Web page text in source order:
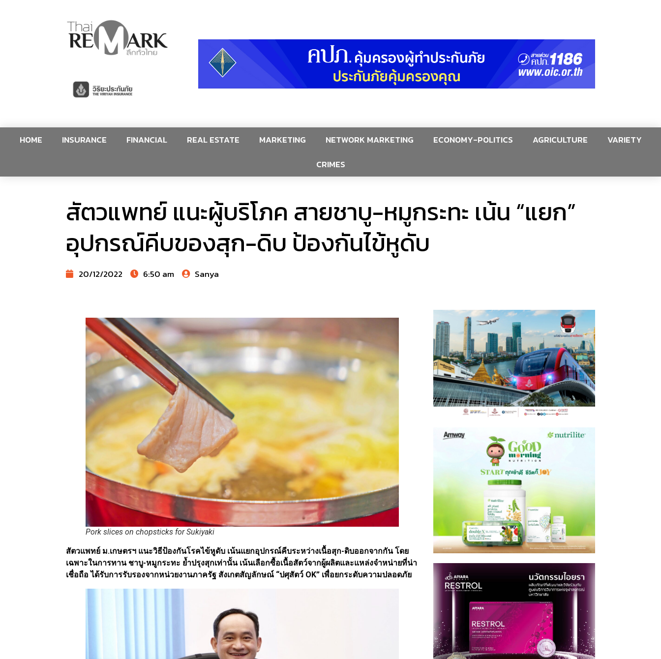
HOME INSURANCE FINANCIAL REAL ESTATE MARKETING NETWORK MARKETING ECONOMY-POLITICS AGRICULTURE
VARIETY
CRIMES
สัตวแพทย์ แนะผู้บริโภค สายชาบู-หมูกระทะ เน้น “แยก”
อุปกรณ์คีบของสุก-ดิบ ป้องกันไข้หูดับ
20/12/2022 6:50 am Sanya
Pork slices on chopsticks for Sukiyaki
สัตวแพทย์ ม.เกษตรฯ แนะวิธีป้องกันโรคไข้หูดับ เน้นแยกอุปกรณ์คีบระหว่างเนื้อสุก-ดิบออกจากกัน โดย
เฉพาะในการทาน ชาบู-หมูกระทะ ย้ำปรุงสุกเท่านั้น เน้นเลือกซื้อเนื้อสัตว์จากผู้ผลิตและแหล่งจำหน่ายที่น่า
เชื่อถือ ได้รับการรับรองจากหน่วยงานภาครัฐ สังเกตสัญลักษณ์ “ปศุสัตว์ OK” เพื่อยกระดับความปลอดภัย